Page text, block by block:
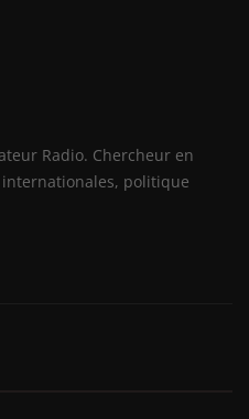
Radio. Chercheur en
politique